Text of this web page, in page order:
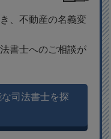
、不動産の名義変
書士へのご相談が
司法書士を探